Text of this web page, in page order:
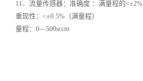
11．流量传感器：准确度 ：满量程的<±2%
重现性：<±0.5%（满量程）
量程：0—500sccm